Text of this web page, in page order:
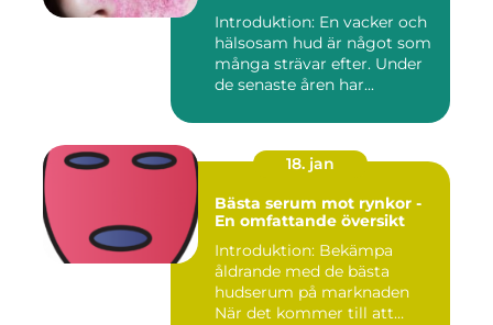
Introduktion: En vacker och
hälsosam hud är något som
många strävar efter. Under
de senaste åren har...
18. jan
Bästa serum mot rynkor -
En omfattande översikt
Introduktion: Bekämpa
åldrande med de bästa
hudserum på marknaden
När det kommer till att